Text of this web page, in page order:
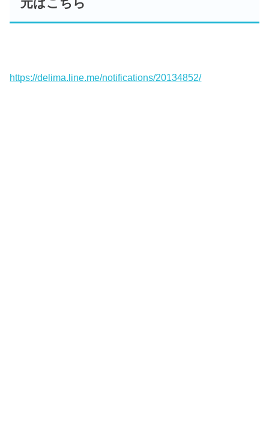
元はこちら
https://delima.line.me/notifications/20134852/